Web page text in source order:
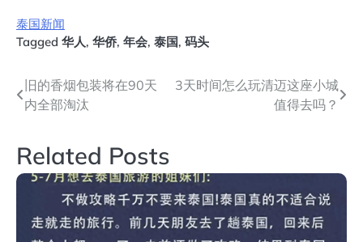
泰国新闻
Tagged 华人, 华侨, 年会, 泰国, 码头
文
章
导
航
旧的香烟包装将在90天
内全部淘汰
3天时间怎么玩清迈这座小城
值得去吗？
Related Posts